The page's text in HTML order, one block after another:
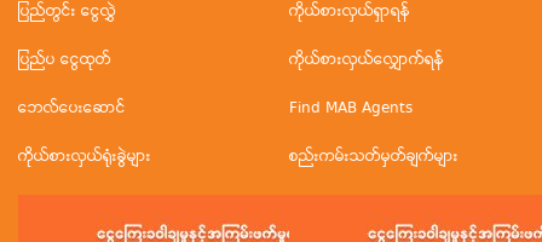
ပြည်တွင်း ငွေလွှဲ
ပြည်ပ ငွေထုတ်
ဘေလ်ပေးဆောင်
ကိုယ်စားလှယ်ရုံးခွဲများ
ကိုယ်စားလှယ်ရှာရန်
ကိုယ်စားလှယ်လျှောက်ရန်
Find MAB Agents
စည်းကမ်းသတ်မှတ်ချက်များ